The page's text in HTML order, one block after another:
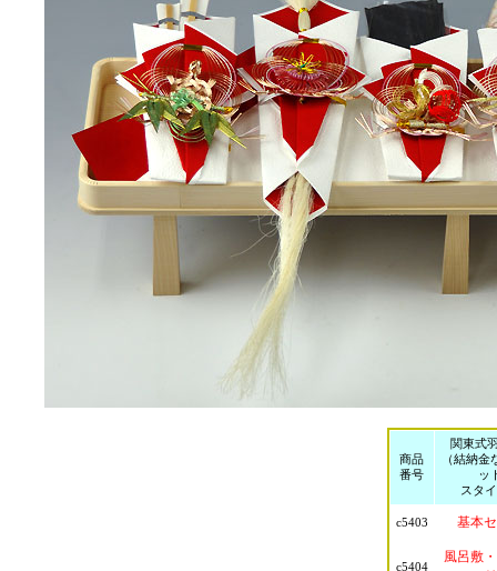
商品
番号
関東式
（結納金
ッ
スタ
c5403 基本
c5404
風呂敷